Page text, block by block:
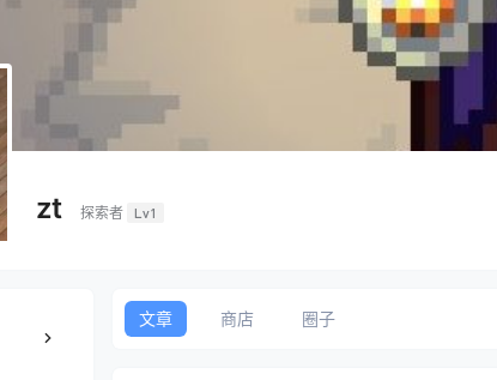
zt 探索者 Lv1
文章 商店 圈子